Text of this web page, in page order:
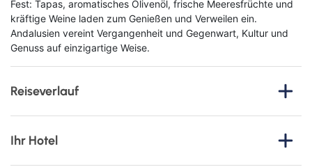
Fest: Tapas, aromatisches Olivenöl, frische Meeresfrüchte und
kräftige Weine laden zum Genießen und Verweilen ein.
Andalusien vereint Vergangenheit und Gegenwart, Kultur und
Genuss auf einzigartige Weise.
Reiseverlauf
Vom gewählten Abflughafen fliegen Sie mit einem Direktflug
Ihr Hotel